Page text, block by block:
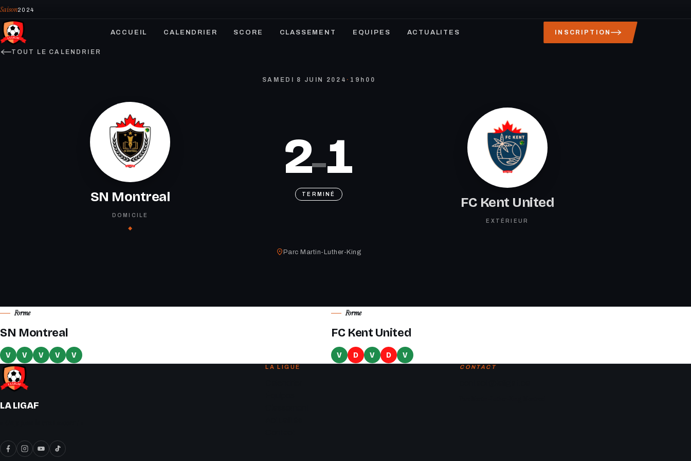
Saison2024
ACCUEIL CALENDRIER SCORE CLASSEMENT EQUIPES ACTUALITES INSCRIPTION
TOUT LE CALENDRIER
SAMEDI 8 JUIN 2024 · 19h00
SN Montreal
DOMICILE
2–1
TERMINÉ
FC Kent United
EXTÉRIEUR
Parc Martin-Luther-King
Forme
SN Montreal
V V V V V
Forme
FC Kent United
V D V D V
LA LIGAF
LA LIGUE CONTACT